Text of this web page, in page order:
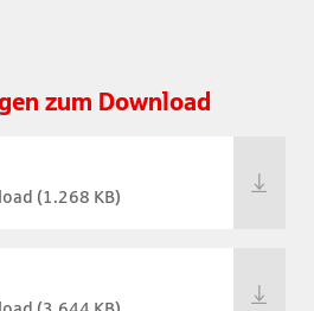
zum Download
(1.268 KB)